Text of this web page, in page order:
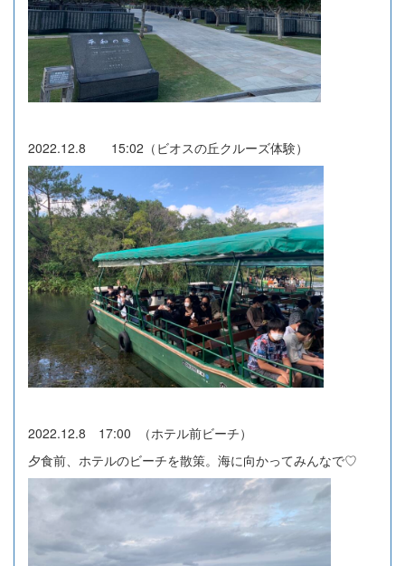
2022.12.8 15:02（ビオスの丘クルーズ体験）
2022.12.8 17:00 （ホテル前ビーチ）
夕食前、ホテルのビーチを散策。海に向かってみんなで♡